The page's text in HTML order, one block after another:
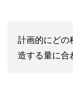
計画的にどの
造する量に合